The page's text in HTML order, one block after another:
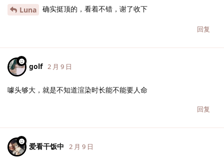
Luna 确实挺顶的，看着不错，谢了收下
回复
golf 2 月 9 日
噱头够大，就是不知道渲染时长能不能要人命
回复
爱看干饭中 2 月 9 日